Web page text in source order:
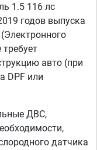
1.5 116 лс
годов выпуска
авто (при
DPF или
ДВС,
датчика